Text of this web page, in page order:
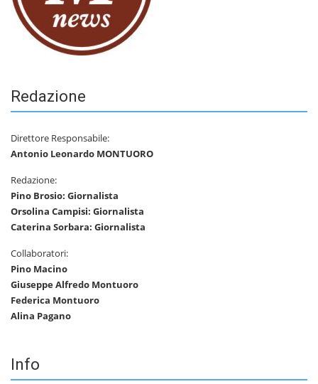
Redazione
Direttore Responsabile:
Antonio Leonardo MONTUORO
Redazione:
Pino Brosio: Giornalista
Orsolina Campisi: Giornalista
Caterina Sorbara: Giornalista
Collaboratori:
Pino Macino
Giuseppe Alfredo Montuoro
Federica Montuoro
Alina Pagano
Info